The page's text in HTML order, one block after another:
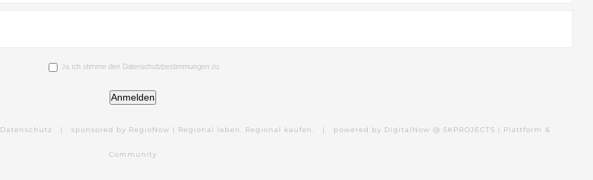
Ja, ich stimme den Datenschutzbestimmungen zu.
Anmelden
Datenschutz | sponsored by RegioNow | Regional leben. Regional kaufen. | powered by DigitalNow @ SKPROJECTS | Plattform &
Community